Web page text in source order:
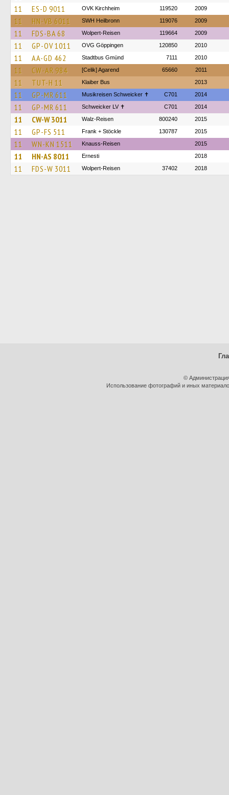
11 ES-D 9011 OVK Kirchheim 119520 2009
11 HN-VB 6011 SWH Heilbronn 119076 2009
11 FDS-BA 68 Wolpert-Reisen 119664 2009
11 GP-OV 1011 OVG Göppingen 120850 2010
11 AA-GD 462 Stadtbus Gmünd 7111 2010
11 CW-AR 984 [Celik] Agarend 65660 2011
11 TUT-H 11 Klaiber Bus 2013
11 GP-MR 611 Musikreisen Schweicker ✝ C701 2014
11 GP-MR 611 Schweicker LV ✝ C701 2014
11 CW-W 3011 Walz-Reisen 800240 2015
11 GP-FS 511 Frank + Stöckle 130787 2015
11 WN-KN 1511 Knauss-Reisen 2015
11 HN-AS 8011 Ernesti 2018
11 FDS-W 3011 Wolpert-Reisen 37402 2018
©
Использование фотографий и иных